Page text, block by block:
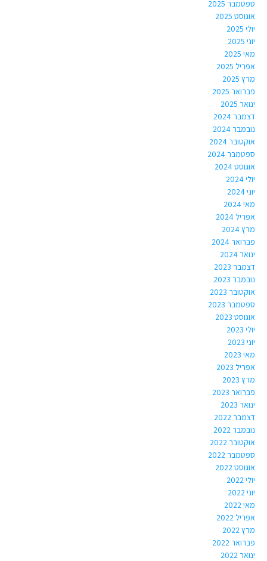
ספטמבר 2025
אוגוסט 2025
יולי 2025
יוני 2025
מאי 2025
אפריל 2025
מרץ 2025
פברואר 2025
ינואר 2025
דצמבר 2024
נובמבר 2024
אוקטובר 2024
ספטמבר 2024
אוגוסט 2024
יולי 2024
יוני 2024
מאי 2024
אפריל 2024
מרץ 2024
פברואר 2024
ינואר 2024
דצמבר 2023
נובמבר 2023
אוקטובר 2023
ספטמבר 2023
אוגוסט 2023
יולי 2023
יוני 2023
מאי 2023
אפריל 2023
מרץ 2023
פברואר 2023
ינואר 2023
דצמבר 2022
נובמבר 2022
אוקטובר 2022
ספטמבר 2022
אוגוסט 2022
יולי 2022
יוני 2022
מאי 2022
אפריל 2022
מרץ 2022
פברואר 2022
ינואר 2022